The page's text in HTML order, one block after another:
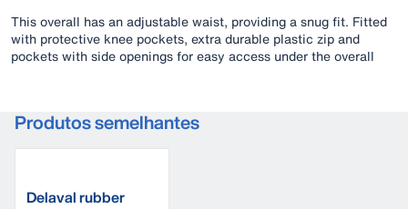
This overall has an adjustable waist, providing a snug fit. Fitted
with protective knee pockets, extra durable plastic zip and
pockets with side openings for easy access under the overall
Produtos semelhantes
Delaval rubber